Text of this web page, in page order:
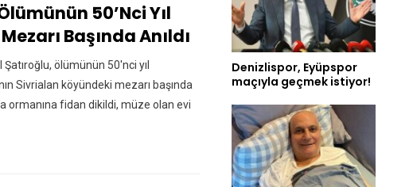
50’nci Yıl
Başında Anıldı
Şatıroğlu, ölümünün 50'nci yıl
Sivrialan köyündeki mezarı başında
ormanına fidan dikildi, müze olan evi
Denizlispor, Eyüpspor
maçıyla geçmek istiyor!